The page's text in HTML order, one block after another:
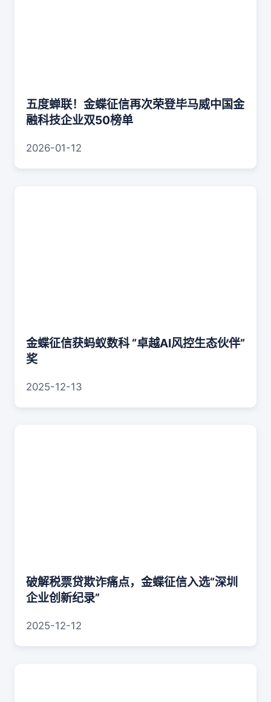
五度蝉联！金蝶征信再次荣登毕马威中国金
融科技企业双50榜单
2026-01-12
金蝶征信获蚂蚁数科 “卓越AI风控生态伙伴”
奖
2025-12-13
破解税票贷欺诈痛点，金蝶征信入选“深圳
企业创新纪录”
2025-12-12